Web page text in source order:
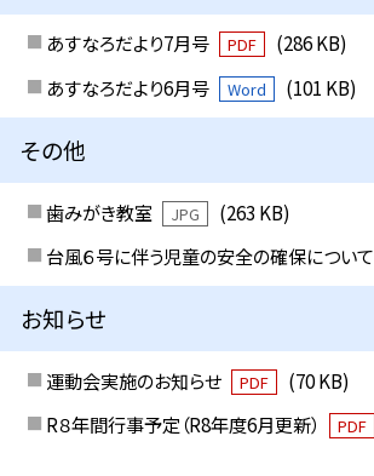
あすなろだより7月号 PDF
(286 KB)
あすなろだより6月号
Word (101 KB)
その他
歯みがき教室 JPG
(263 KB)
台風６号に伴う児童の安全の確保について
お知らせ
運動会実施のお知らせ PDF
(70 KB)
R８年間行事予定（R8年度6月更新）
PDF